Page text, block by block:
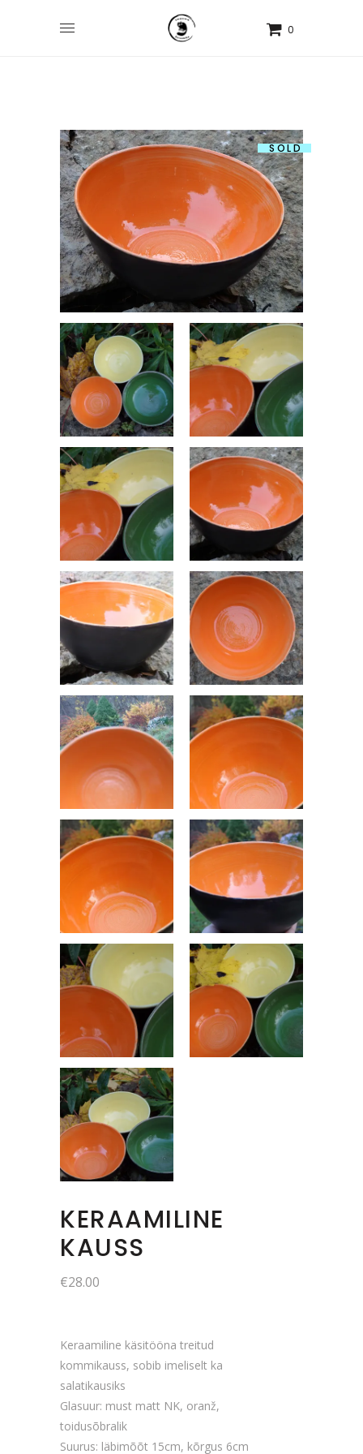
0
SOLD
KERAAMILINE
KAUSS
€28.00
Keraamiline käsitööna treitud
kommikauss, sobib imeliselt ka
salatikausiks
Glasuur: must matt NK, oranž,
toidusõbralik
Suurus: läbimõõt 15cm, kõrgus 6cm